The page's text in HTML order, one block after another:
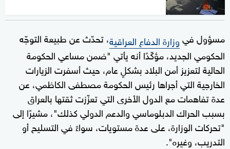
مسؤول فيوزارة الدفاع العراقية، تحدّث عن طبيعة التوجّه
الحكومي الجديد، مؤكّدًا أنه يأتي "ضمن مساعي الحكومة
الحالية لتعزيز أمن البلاد بشكلٍ عام، حيث أسفرت الزيارات
الخارجية التي أجراها رئيس الحكومة مصطفى الكاظمي، عن
عدة تفاهمات مع الدول الأخرى التي تعزّزت ثقتها بالعراق
بسبب الحراك الدبلوماسي والدعم الدولي كذلك"، مشيرًا إلى
"تحركات الوزارة، على عدة مستويات، سواءً في التسليح أو
التدريب، وغيره".